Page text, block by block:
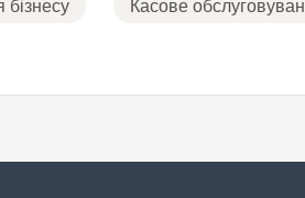
бізнесу Касове